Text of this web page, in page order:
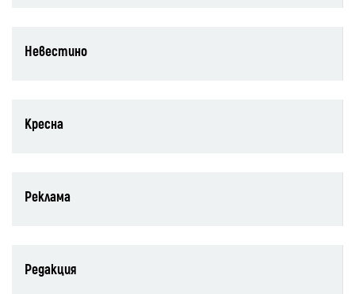
Невестино
Кресна
Реклама
Редакция